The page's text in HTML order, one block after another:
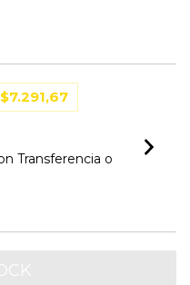
$7.291,67
Transferencia o